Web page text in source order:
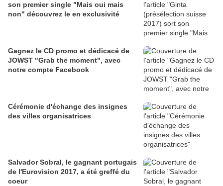
son premier single "Mais oui mais
non" découvrez le en exclusivité
Gagnez le CD promo et dédicacé de
JOWST "Grab the moment", avec
notre compte Facebook
Cérémonie d'échange des insignes
des villes organisatrices
Salvador Sobral, le gagnant portugais
de l'Eurovision 2017, a été greffé du
coeur